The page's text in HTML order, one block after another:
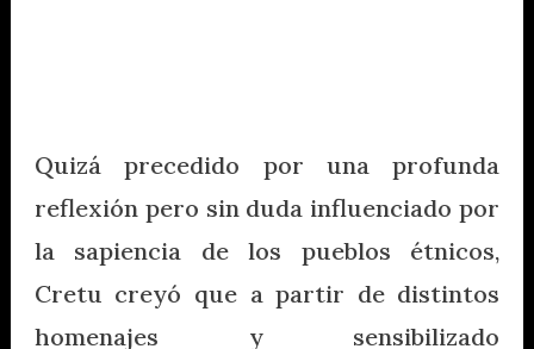
Quizá precedido por una profunda
reflexión pero sin duda influenciado por
la sapiencia de los pueblos étnicos,
Cretu creyó que a partir de distintos
homenajes y sensibilizado